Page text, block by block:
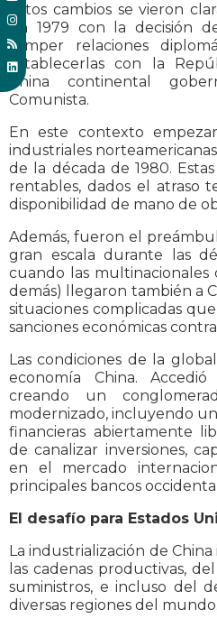
Estos cambios se vieron
en 1979 con la decisión
romper relaciones
establecerlas con la
China continental
Comunista.
En este contexto
industriales
de la década de 1980.
rentables, dados el atraso
disponibilidad de mano de
Además, fueron el
gran escala durante las
cuando las
demás) llegaron también a
situaciones complicadas
sanciones económicas
Las condiciones de la
economía China.
creando un
modernizado, incluyendo
financieras abiertamente
de canalizar inversiones,
en el mercado
principales bancos
El desafío para Estados
La industrialización de
las cadenas productivas,
suministros, e incluso del
diversas regiones del mundo.